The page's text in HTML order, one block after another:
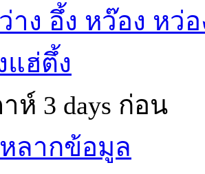
าง อึ้ง หว๊อง หว่อ
แฮ่ตึ้ง
ห์ 3 days ก่อน
ลากข้อมูล